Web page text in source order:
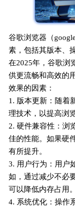
谷歌浏览器（
素，包括其版本、
在2025年，谷歌浏
供更流畅和高效的
效果的因素：
1. 版本更新：随着
理技术，以提高浏
2. 硬件兼容性：浏
佳的性能。如果硬
有所提升。
3. 用户行为：用户
如，通过减少不必
可以降低内存占用。
4. 系统优化：操作